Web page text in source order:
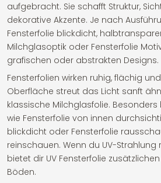
aufgebracht. Sie schafft Struktur,
dekorative Akzente. Je nach
Fensterfolie blickdicht,
Milchglasoptik oder Fensterfolie
grafischen oder abstrakten Designs.
Fensterfolien wirken ruhig, flächig
Oberfläche streut das Licht sanft
klassische Milchglasfolie.
wie Fensterfolie von innen
blickdicht oder Fensterfolie
reinschauen. Wenn du UV-
bietet dir UV Fensterfolie
Böden.